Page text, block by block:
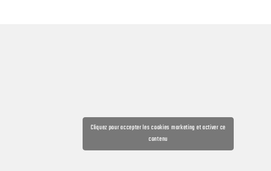
Cliquez pour accepter les cookies marketing et activer ce
contenu